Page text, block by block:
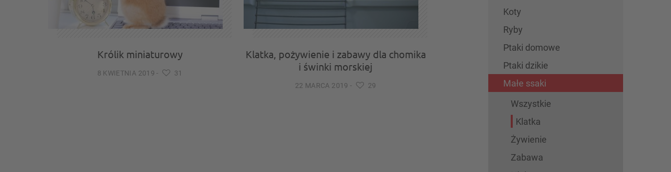
Królik miniaturowy
8 KWIETNIA 2019- 31
Klatka, pożywienie i zabawy dla chomika
i świnki morskiej
22 MARCA 2019 - 29
Koty
Ryby
Ptaki domowe
Ptaki dzikie
Małe ssaki
Wszystkie
Klatka
Żywienie
Zabawa